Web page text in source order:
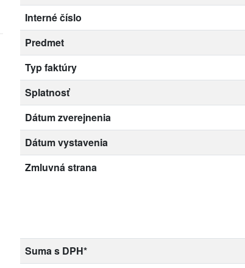
Interné číslo
Predmet
Typ faktúry
Splatnosť
Dátum zverejnenia
Dátum vystavenia
Zmluvná strana
Suma s DPH*